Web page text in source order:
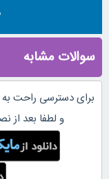
سوالات مشابه
برای دسترسی راحت
و لطفا بعد از